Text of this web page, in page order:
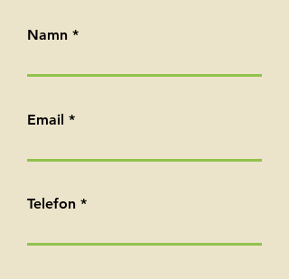
Namn
Email
Telefon